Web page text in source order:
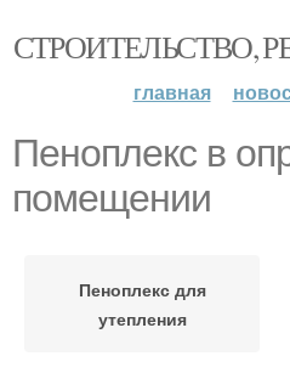
СТРОИТЕЛЬСТВО,
главная
Пеноплекс в
помещении
Пеноплекс для
утепления